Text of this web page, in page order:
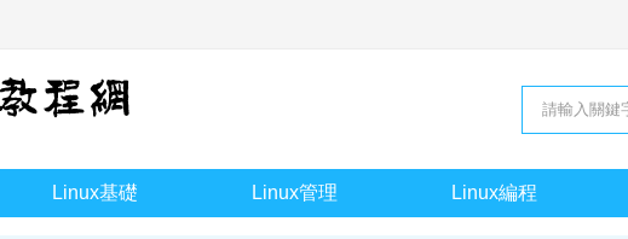
Linux基礎 Linux管理 Linux編程